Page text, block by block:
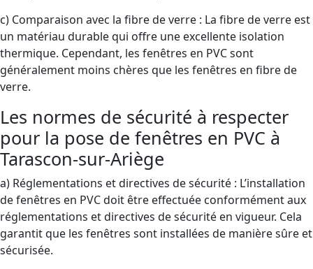
c) Comparaison avec la fibre de verre : La fibre de verre est
un matériau durable qui offre une excellente isolation
thermique. Cependant, les fenêtres en PVC sont
généralement moins chères que les fenêtres en fibre de
verre.
Les normes de sécurité à respecter
pour la pose de fenêtres en PVC à
Tarascon-sur-Ariège
a) Réglementations et directives de sécurité : L’installation
de fenêtres en PVC doit être effectuée conformément aux
réglementations et directives de sécurité en vigueur. Cela
garantit que les fenêtres sont installées de manière sûre et
sécurisée.